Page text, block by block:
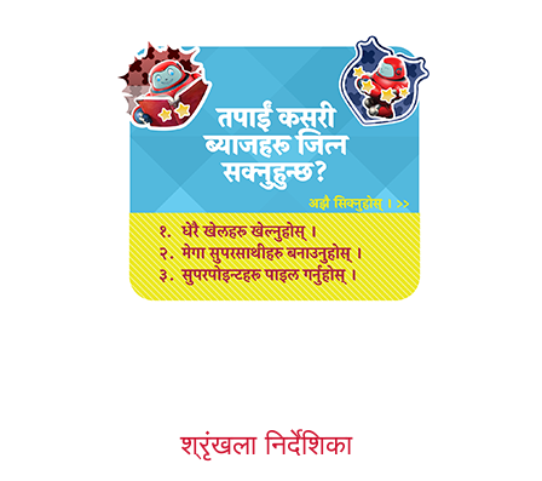
श्रृंखला निर्देशिका